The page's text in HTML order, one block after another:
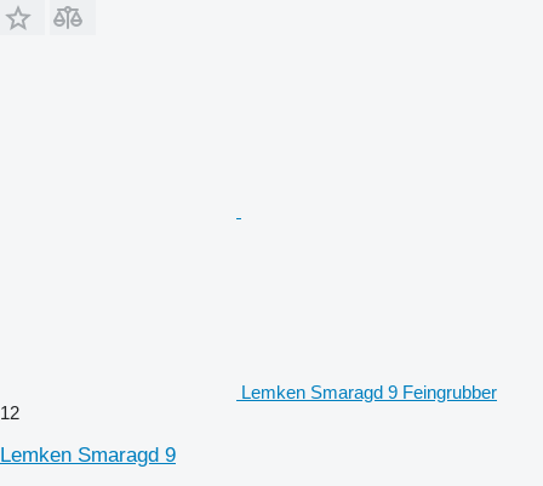
Lemken Smaragd 9 Feingrubber
12
Lemken Smaragd 9